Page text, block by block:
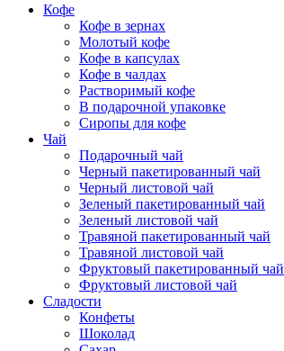
Кофе
Кофе в зернах
Молотый кофе
Кофе в капсулах
Кофе в чалдах
Растворимый кофе
В подарочной упаковке
Сиропы для кофе
Чай
Подарочный чай
Черный пакетированный чай
Черный листовой чай
Зеленый пакетированный чай
Зеленый листовой чай
Травяной пакетированный чай
Травяной листовой чай
Фруктовый пакетированный чай
Фруктовый листовой чай
Сладости
Конфеты
Шоколад